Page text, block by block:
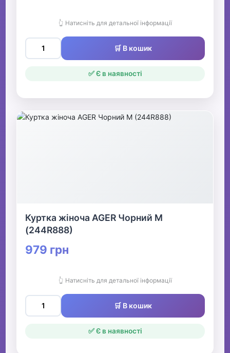
👆 Натисніть для детальної інформації
🛒 В кошик
✅ Є в наявності
Куртка жіноча AGER Чорний M
(244R888)
979 грн
👆 Натисніть для детальної інформації
🛒 В кошик
✅ Є в наявності